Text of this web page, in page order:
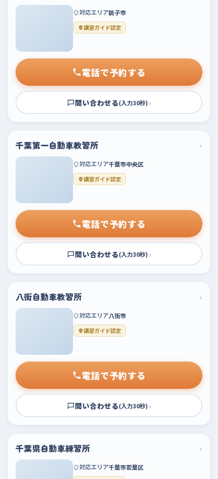
対応エリア銚子市
講習ガイド認定
電話で予約する
問い合わせる(入力30秒) ›
千葉第一自動車教習所 ›
対応エリア千葉市中央区
講習ガイド認定
電話で予約する
問い合わせる(入力30秒) ›
八街自動車教習所 ›
対応エリア八街市
講習ガイド認定
電話で予約する
問い合わせる(入力30秒) ›
千葉県自動車練習所 ›
対応エリア千葉市若葉区